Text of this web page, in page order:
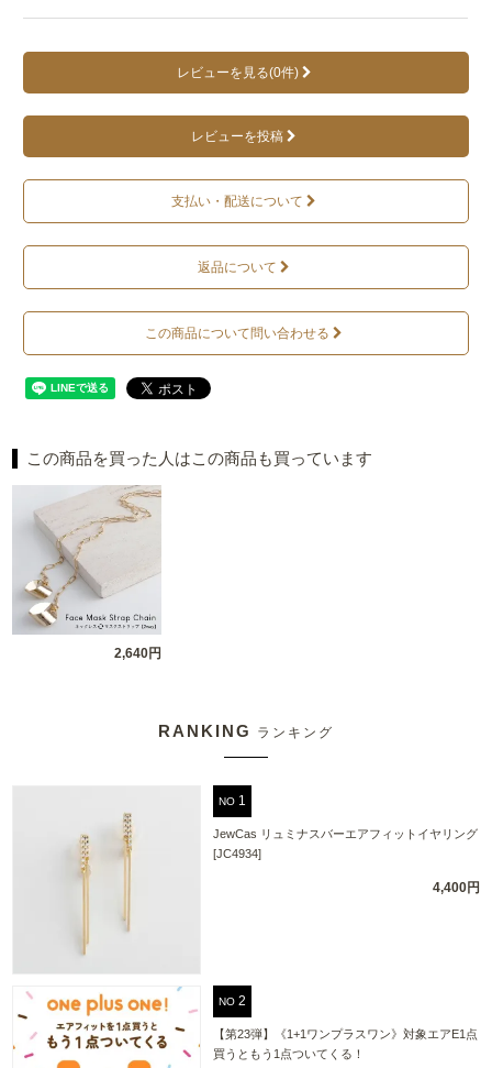
レビューを見る(0件)
レビューを投稿
支払い・配送について
返品について
この商品について問い合わせる
この商品を買った人はこの商品も買っています
2,640円
RANKING ランキング
NO
JewCas リュミナスバーエアフィットイヤリング
[JC4934]
4,400円
NO
【第23弾】《1+1ワンプラスワン》対象エアE1点
買うともう1点ついてくる！